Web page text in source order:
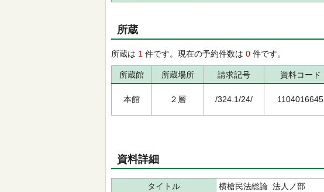
所蔵
所蔵は 1 件です。現在の予約件数は 0 件です。
所蔵館 所蔵場所 請求記号 資料コード
本館 ２層 /324.1/24/ 1104016645
資料詳細
タイトル 横槍民法総論 法人ノ部